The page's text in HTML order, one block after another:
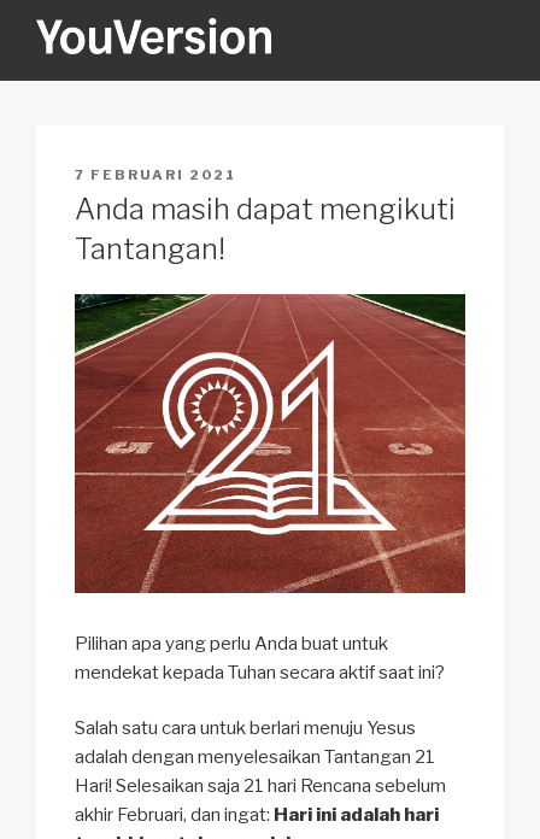
YOUVERSION
POSTED
ON
7 FEBRUARI 2021
Anda masih dapat mengikuti
Tantangan!
Pilihan apa yang perlu Anda buat untuk
mendekat kepada Tuhan secara aktif saat ini?
Salah satu cara untuk berlari menuju Yesus
adalah dengan menyelesaikan Tantangan 21
Hari! Selesaikan saja 21 hari Rencana sebelum
akhir Februari, dan ingat: Hari ini adalah hari